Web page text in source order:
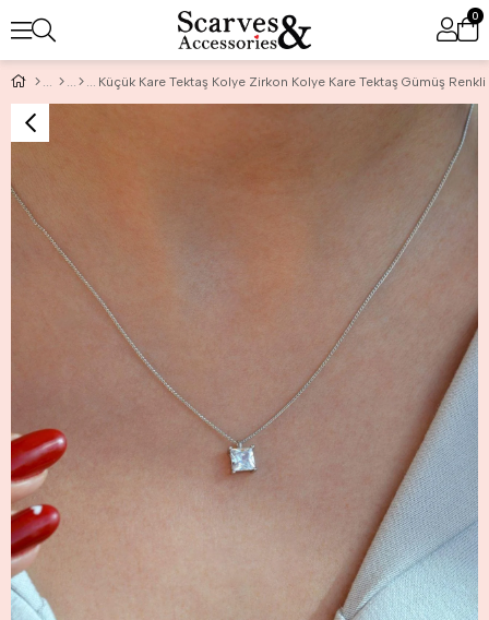
0
Küçük Kare Tektaş Kolye Zirkon Kolye Kare Tektaş Gümüş Renkli